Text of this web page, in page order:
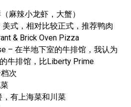
麻辣小龙虾，大蟹）
美式，相对比较正式，推荐鸭肉
& Brick Oven Pizza
– 在半地下室的牛排馆，我认为
牛排馆，比Liberty Prime
次
，有上海菜和川菜